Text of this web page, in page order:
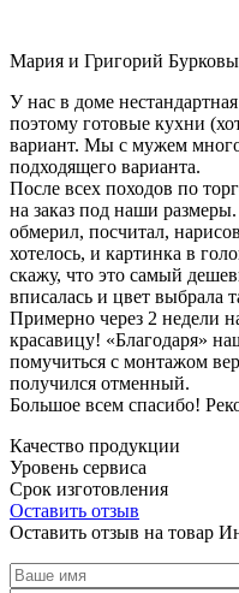
Мария и Григорий Бурковы
У нас в доме
поэтому готовые кухни
вариант. Мы с мужем
подходящего варианта.
После всех походов по
на заказ под наши
обмерил, посчитал,
хотелось, и картинка в
скажу, что это самый
вписалась и цвет выбрала
Примерно через 2 недели
красавицу! «Благодаря»
помучиться с монтажом
получился отменный.
Большое всем спасибо!
Качество продукции
Уровень сервиса
Срок изготовления
Оставить отзыв
Оставить отзыв на товар